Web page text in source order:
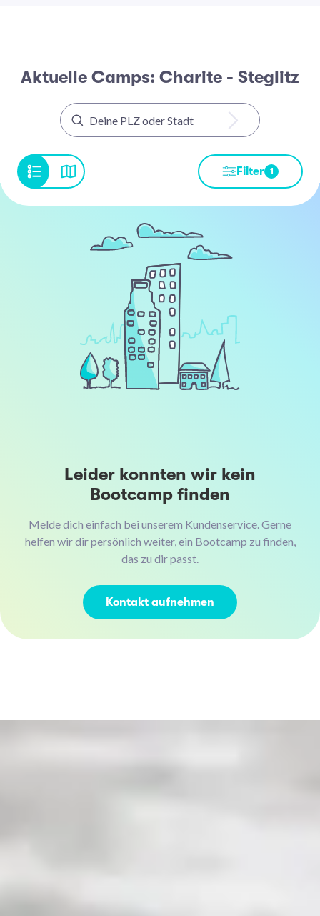
Aktuelle Camps: Charite - Steglitz
Filter 1
Leider konnten wir kein
Bootcamp finden
Melde dich einfach bei unserem Kundenservice. Gerne
helfen wir dir persönlich weiter, ein Bootcamp zu finden,
das zu dir passt.
Kontakt aufnehmen